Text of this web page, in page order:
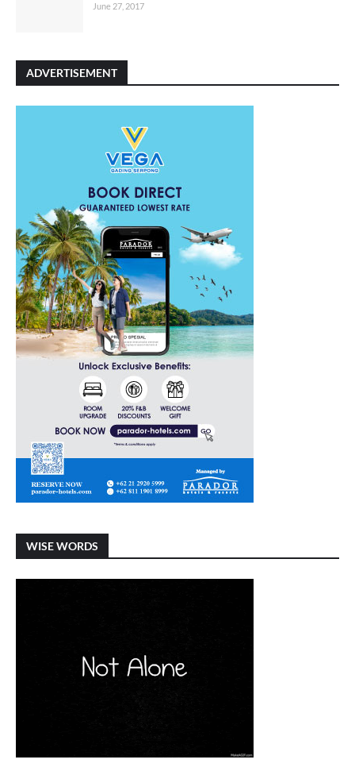
June 27, 2017
ADVERTISEMENT
WISE WORDS